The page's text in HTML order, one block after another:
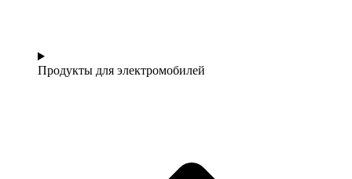
Продукты для электромобилей